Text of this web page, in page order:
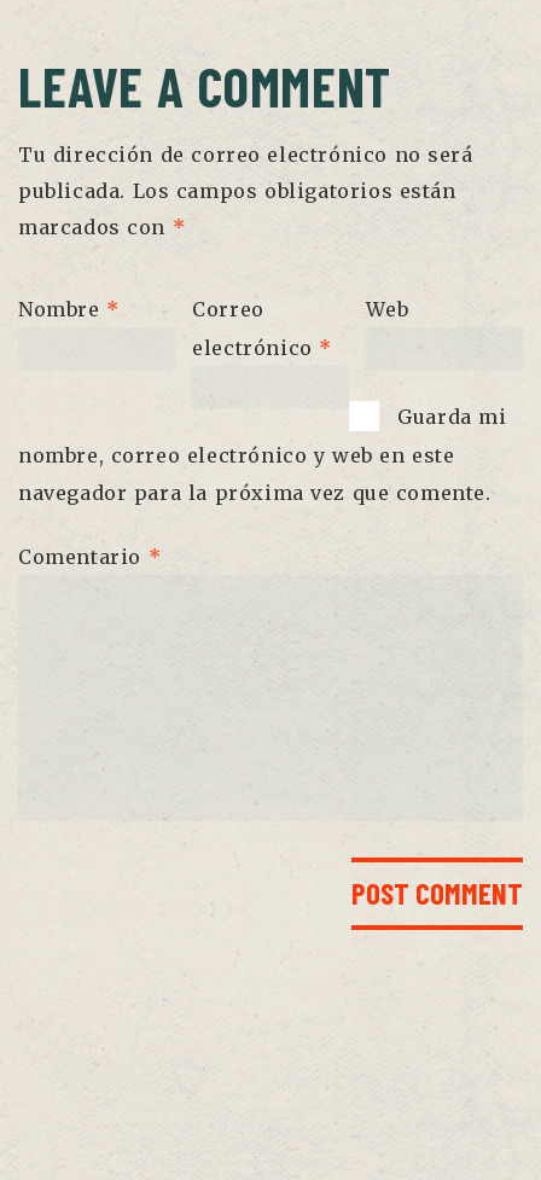
LEAVE A COMMENT
Tu dirección de correo electrónico no será
publicada. Los campos obligatorios están
marcados con *
Nombre *
Correo
electrónico *
Web
Guarda mi
nombre, correo electrónico y web en este
navegador para la próxima vez que comente.
Comentario *
LA BANDA